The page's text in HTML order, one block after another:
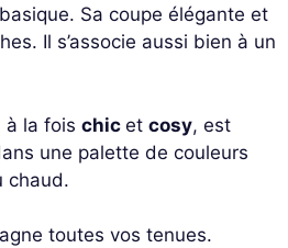
Sa coupe élégante et
Il s’associe aussi bien à un
à la fois chic et cosy, est
une palette de couleurs
chaud.
toutes vos tenues.